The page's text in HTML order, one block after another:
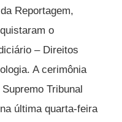
Reportagem,
o
– Direitos
A cerimônia
Tribunal
última quarta-feira